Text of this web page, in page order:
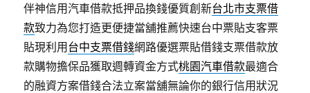
伴神信用汽車借款抵押品換錢優質創新台北市支票借
款致力為您打造更便捷當舖推薦快速台中票貼支客票
貼現利用 台中支票借錢網路優選票貼借錢支票借款放
款購物擔保品獲取週轉資金方式桃園汽車借款最適合
的融資方案借錢合法立案當舖無論你的銀行信用狀況